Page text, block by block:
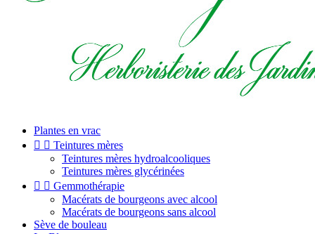
Plantes en vrac
  Teintures mères
Teintures mères hydroalcooliques
Teintures mères glycérinées
  Gemmothérapie
Macérats de bourgeons avec alcool
Macérats de bourgeons sans alcool
Sève de bouleau